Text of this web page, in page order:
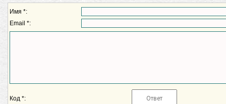
Имя *:
Email *:
Код *: